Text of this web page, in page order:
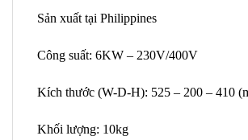
Sản xuất tại Philippines
Công suất: 6KW – 230V/400V
Kích thước (W-D-H): 525 – 200 – 410
Khối lượng: 10kg